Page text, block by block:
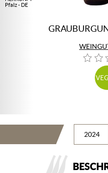
Pfalz - DE
2024